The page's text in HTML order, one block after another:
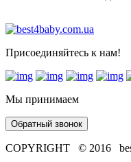
Присоединяйтесь к нам!
Мы принимаем
Обратный звонок
COPYRIGHT © 2016